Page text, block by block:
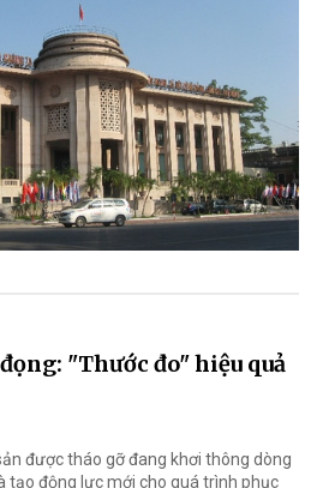
"Thước đo" hiệu quả
được tháo gỡ đang khơi thông dòng
tạo động lực mới cho quá trình phục